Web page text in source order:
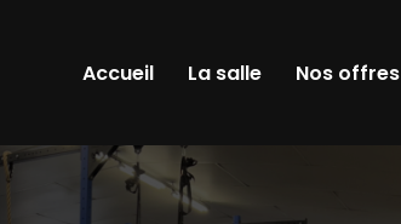
Accueil La salle Nos offres